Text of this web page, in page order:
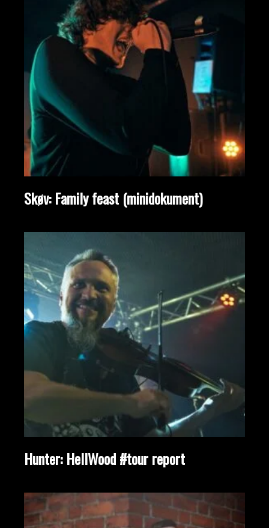
Skøv: Family feast (minidokument)
Hunter: HellWood #tour report